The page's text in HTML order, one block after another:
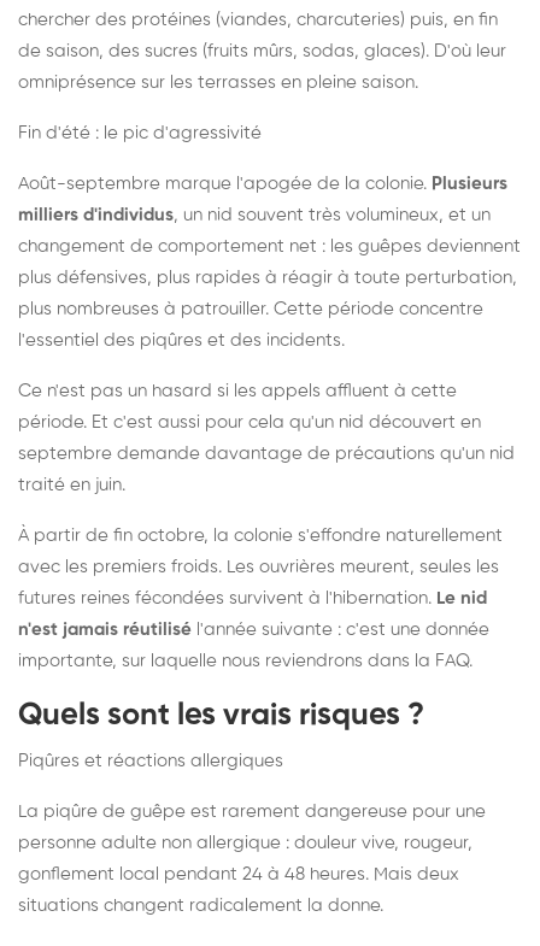
chercher des protéines (viandes, charcuteries) puis, en fin
de saison, des sucres (fruits mûrs, sodas, glaces). D'où leur
omniprésence sur les terrasses en pleine saison.
Fin d'été : le pic d'agressivité
Août-septembre marque l'apogée de la colonie. Plusieurs
milliers d'individus, un nid souvent très volumineux, et un
changement de comportement net : les guêpes deviennent
plus défensives, plus rapides à réagir à toute perturbation,
plus nombreuses à patrouiller. Cette période concentre
l'essentiel des piqûres et des incidents.
Ce n'est pas un hasard si les appels affluent à cette
période. Et c'est aussi pour cela qu'un nid découvert en
septembre demande davantage de précautions qu'un nid
traité en juin.
À partir de fin octobre, la colonie s'effondre naturellement
avec les premiers froids. Les ouvrières meurent, seules les
futures reines fécondées survivent à l'hibernation. Le nid
n'est jamais réutilisé l'année suivante : c'est une donnée
importante, sur laquelle nous reviendrons dans la FAQ.
Quels sont les vrais risques ?
Piqûres et réactions allergiques
La piqûre de guêpe est rarement dangereuse pour une
personne adulte non allergique : douleur vive, rougeur,
gonflement local pendant 24 à 48 heures. Mais deux
situations changent radicalement la donne.